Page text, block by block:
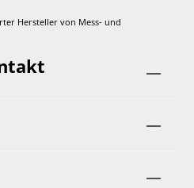
Hersteller von Mess- und